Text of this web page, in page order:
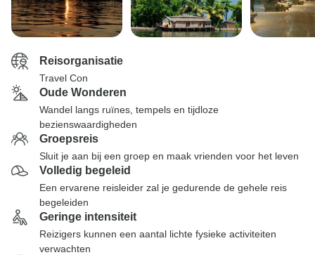
Reisorganisatie
Travel Con
Oude Wonderen
Wandel langs ruïnes, tempels en tijdloze
bezienswaardigheden
Groepsreis
Sluit je aan bij een groep en maak vrienden voor het leven
Volledig begeleid
Een ervarene reisleider zal je gedurende de gehele reis
begeleiden
Geringe intensiteit
Reizigers kunnen een aantal lichte fysieke activiteiten
verwachten